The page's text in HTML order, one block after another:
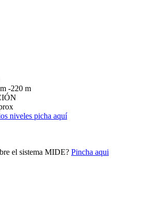
-220 m
niveles picha aquí
el sistema MIDE? Pincha aqui